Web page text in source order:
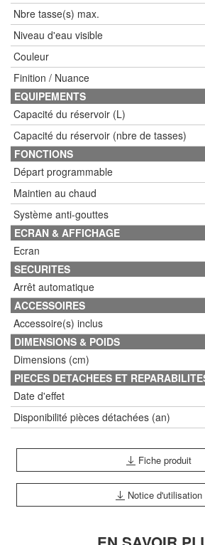
Nbre tasse(s) max.
Niveau d'eau visible
Couleur
Finition / Nuance
EQUIPEMENTS
Capacité du réservoir (L)
Capacité du réservoir (nbre de tasses)
FONCTIONS
Départ programmable
Maintien au chaud
Système anti-gouttes
ECRAN & AFFICHAGE
Ecran
SECURITES
Arrêt automatique
ACCESSOIRES
Accessoire(s) inclus
DIMENSIONS & POIDS
Dimensions (cm)
PIECES DETACHEES ET
Date d'effet
Disponibilité pièces détachées (an)
Fiche produit
Notice d'utilisation